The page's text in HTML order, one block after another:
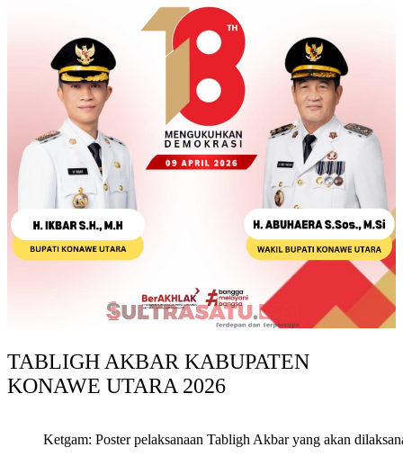
TABLIGH AKBAR KABUPATEN
KONAWE UTARA 2026
Ketgam: Poster pelaksanaan Tabligh Akbar yang akan